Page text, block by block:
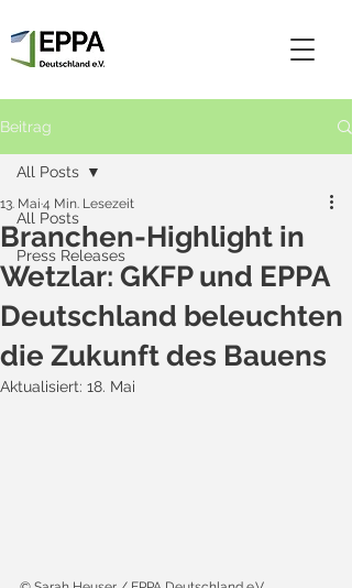
Beitrag
All Posts
Press Releases
All Posts
Branchen-Highlight in
Wetzlar: GKFP und EPPA
Deutschland beleuchten
die Zukunft des Bauens
13. Mai 4 Min. Lesezeit
Aktualisiert: 18. Mai